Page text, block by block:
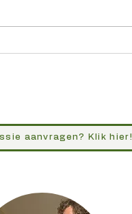
aanvragen? Klik hier!